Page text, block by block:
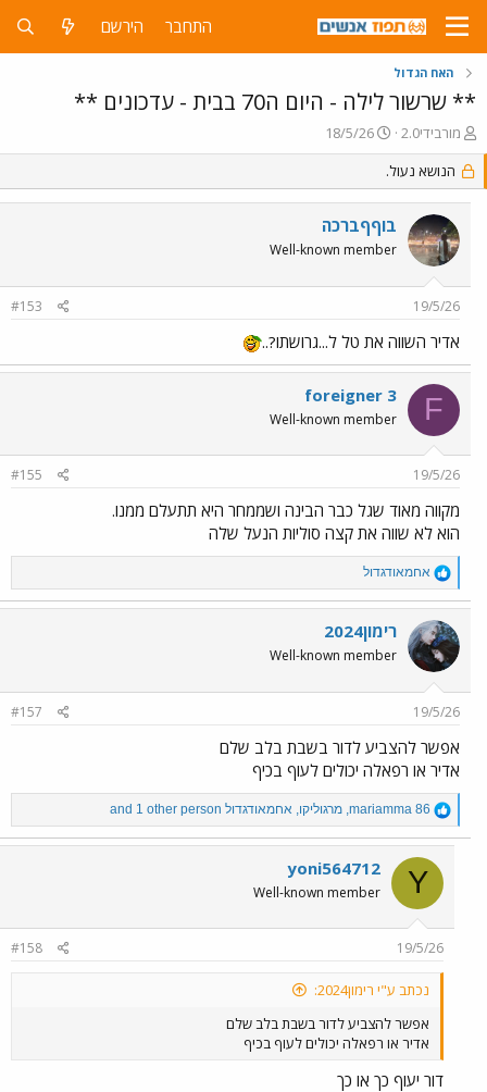
התחבר הירשם
האח הגדול
** שרשור לילה - היום ה70 בבית - עדכונים **
פ
ו
ת
ח
נ
ו
א
מורבידי2.0
פ
ו
ס
ב
ת
ר
18/5/26
הנושא נעול.
בוףףברכה
Well-known member
19/5/26
#153
אדיר השווה את טל ל...גרושתו?..
F
foreigner 3
Well-known member
19/5/26
#155
מקווה מאוד שגל כבר הבינה ושממחר היא תתעלם ממנו.
הוא לא שווה את קצה סוליות הנעל שלה
R
e
a
c
t
i
o
s
אחמאודגדול
רימון2024
Well-known member
19/5/26
#157
אפשר להצביע לדור בשבת בלב שלם
אדיר או רפאלה יכולים לעוף בכיף
R
e
a
c
o
n
s
mariamma 86 מרגוליקו אחמאודגדול
Y
yoni564712
Well-known member
19/5/26
#158
נכתב ע"י רימון2024:
אפשר להצביע לדור בשבת בלב שלם
אדיר או רפאלה יכולים לעוף בכיף
דור יעוף כך או כך